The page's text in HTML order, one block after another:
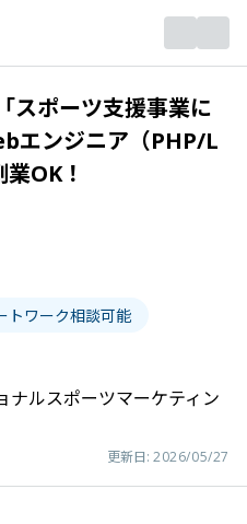
スポーツ支援事業に
エンジニア（PHP/L
OK！
トワーク相談可能
ナルスポーツマーケティン
更新日: 2026/05/27